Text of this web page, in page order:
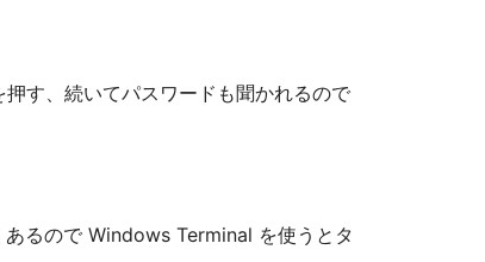
す、続いてパスワードも聞かれるので
るので Windows Terminal を使うとタ